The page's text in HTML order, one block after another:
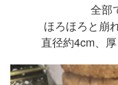
全部
ほろほろと崩
直径約4cm、